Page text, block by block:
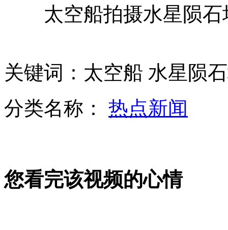
安倍争取形式集体自卫权为争选民
广州车展预展:宾利保时捷等集中亮相
女子丢垃圾被拒 往环卫工脸上抹粪
广州车展34辆全球首发车亮相
太空船拍摄水星陨石
关键词：太空船 水星陨
分类名称： 热点新闻
您看完该视频的心情